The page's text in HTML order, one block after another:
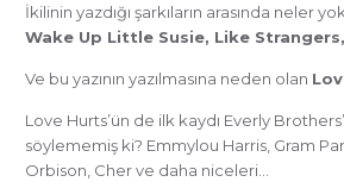
İkilinin yazdığı şarkıların arasında neler
Wake Up Little Susie, Like
Ve bu yazının yazılmasına neden olan
Love Hurts’ün de ilk kaydı Everly
söylememiş ki? Emmylou Harris, Gram
Orbison, Cher ve daha niceleri…